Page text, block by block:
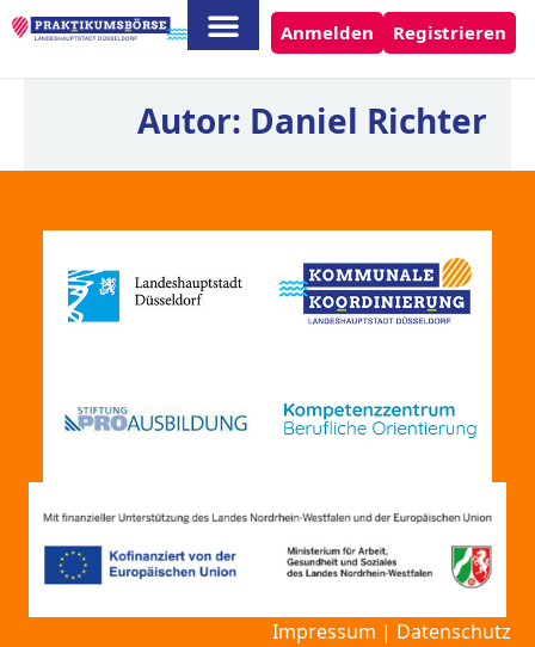
Anmelden Registrieren
Autor: Daniel Richter
Impressum | Datenschutz